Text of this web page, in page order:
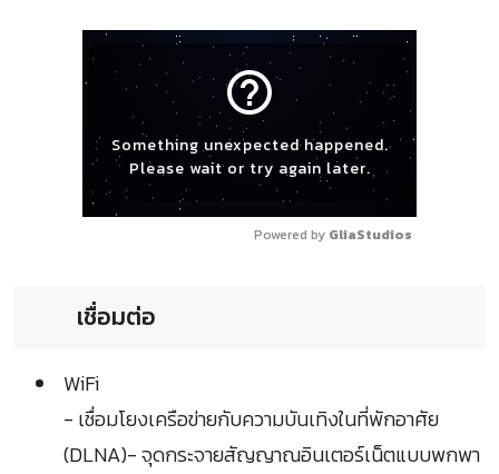
help_outline
Something unexpected happened.
Please wait or try again later.
Powered by GliaStudios
เชื่อมต่อ
WiFi
- เชื่อมโยงเครือข่ายกับความบันเทิงในที่พักอาศัย
(DLNA)- จุดกระจายสัญญาณอินเตอร์เน็ตแบบพกพา